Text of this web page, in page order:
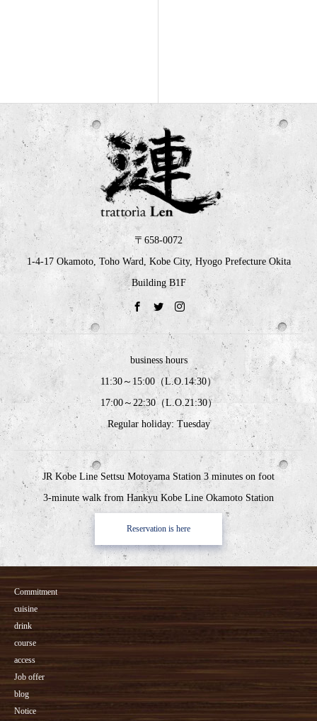
〒658-0072
1-4-17 Okamoto, Toho Ward, Kobe City, Hyogo Prefecture Okita
Building B1F
business hours
11:30～15:00（L.O.14:30）
17:00～22:30（L.O.21:30）
Regular holiday: Tuesday
JR Kobe Line Settsu Motoyama Station 3 minutes on foot
3-minute walk from Hankyu Kobe Line Okamoto Station
Reservation is here
Commitment
cuisine
drink
course
access
Job offer
blog
Notice